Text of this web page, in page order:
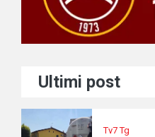
Ultimi post
Tv7 Tg